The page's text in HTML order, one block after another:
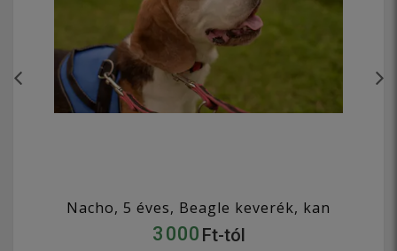
Nacho, 5 éves, Beagle keverék, kan
3 000 Ft-tól